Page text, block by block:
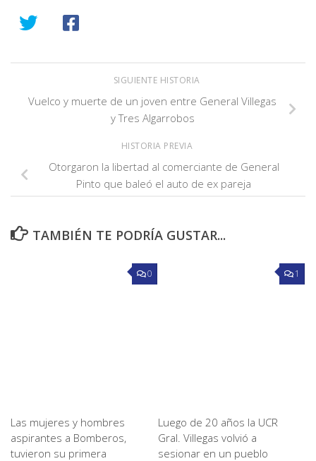
SIGUIENTE HISTORIA
Vuelco y muerte de un joven entre General Villegas
y Tres Algarrobos
HISTORIA PREVIA
Otorgaron la libertad al comerciante de General
Pinto que baleó el auto de ex pareja
TAMBIÉN TE PODRÍA GUSTAR...
0
Las mujeres y hombres
aspirantes a Bomberos,
tuvieron su primera
1
Luego de 20 años la UCR
Gral. Villegas volvió a
sesionar en un pueblo